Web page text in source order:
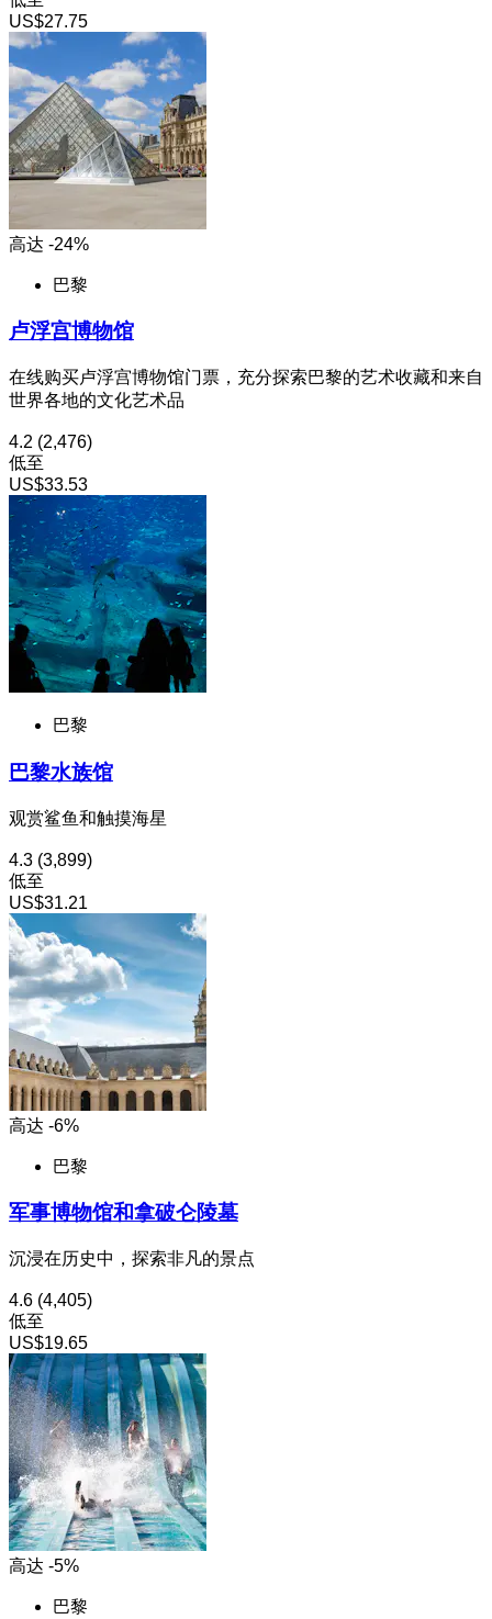
US$27.75
高达 -24%
巴黎
卢浮宫博物馆
在线购买卢浮宫博物馆门票，充分探索巴黎的艺术收藏和来自
世界各地的文化艺术品
4.2 (2,476)
低至
US$33.53
巴黎
巴黎水族馆
观赏鲨鱼和触摸海星
4.3 (3,899)
低至
US$31.21
高达 -6%
巴黎
军事博物馆和拿破仑陵墓
沉浸在历史中，探索非凡的景点
4.6 (4,405)
低至
US$19.65
高达 -5%
巴黎